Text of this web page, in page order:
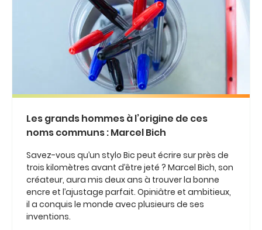
Les grands hommes à l’origine de ces
noms communs : Marcel Bich
Savez-vous qu’un stylo Bic peut écrire sur près de
trois kilomètres avant d’être jeté ? Marcel Bich, son
créateur, aura mis deux ans à trouver la bonne
encre et l’ajustage parfait. Opiniâtre et ambitieux,
il a conquis le monde avec plusieurs de ses
inventions.